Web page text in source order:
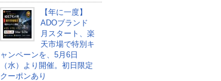
【年に一度】
ADOブランド
月スタート、楽
天市場で特別キ
ャンペーンを、5月6日
（水）より開催。初日限定
クーポンあり